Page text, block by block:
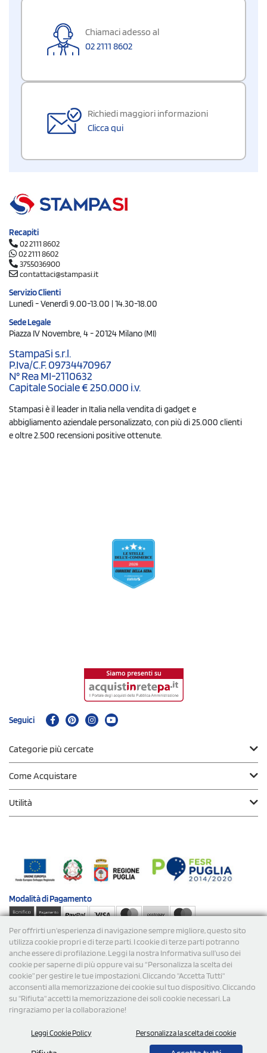
Per offrirti un'esperienza di navigazione sempre migliore, questo sito
utilizza cookie propri e di terze parti. I cookie di terze parti potranno
anche essere di profilazione. Leggi la nostra Informativa sull’uso dei
cookie per saperne di più oppure vai su “Personalizza la scelta dei
cookie” per gestire le tue impostazioni. Cliccando "Accetta Tutti"
acconsenti alla memorizzazione dei cookie sul tuo dispositivo. Cliccando
su "Rifiuta" accetti la memorizzazione dei soli cookie necessari. La
ringraziamo per la collaborazione!
Leggi Cookie Policy Personalizza la scelta dei cookie
Chiamaci adesso al
02 2111 8602
Richiedi maggiori informazioni
Clicca qui
Recapiti
02 2111 8602
02 2111 8602
3755036900
contattaci@stampasi.it
Servizio Clienti
Lunedì - Venerdì 9.00-13.00 | 14.30-18.00
Sede Legale
Piazza IV Novembre, 4 - 20124 Milano (MI)
StampaSi s.r.l.
P.Iva/C.F. 09734470967
N° Rea MI-2110632
Capitale Sociale € 250.000 i.v.
Stampasi è il leader in Italia nella vendita di gadget e
abbigliamento aziendale personalizzato, con più di 25.000 clienti
e oltre 2.500 recensioni positive ottenute.
Seguici
Categorie più cercate
Come Acquistare
Utilità
Modalità diPagamento
Spedizioni
P.Iva/C.F. 09734470967 - N° Rea MI-2110632